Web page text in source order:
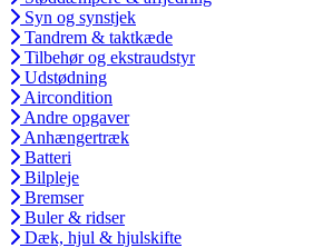
Syn og synstjek
Tandrem & taktkæde
Tilbehør og ekstraudstyr
Udstødning
Aircondition
Andre opgaver
Anhængertræk
Batteri
Bilpleje
Bremser
Buler & ridser
Dæk, hjul & hjulskifte